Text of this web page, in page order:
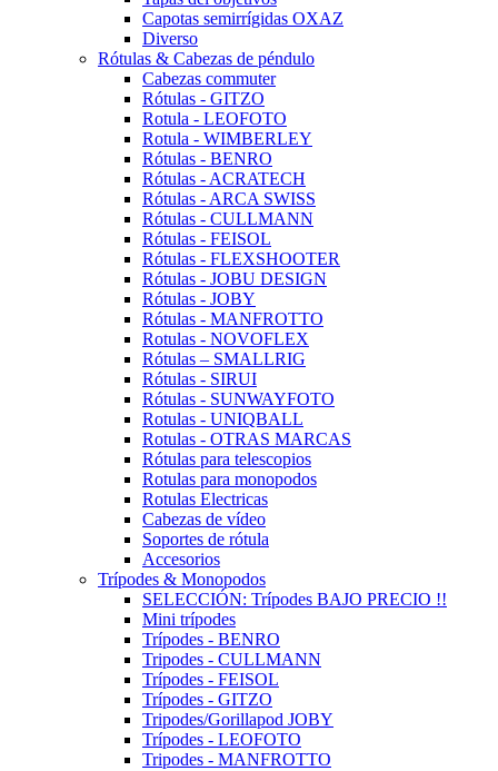
Capotas semirrígidas OXAZ
Diverso
Rótulas & Cabezas de péndulo
Cabezas commuter
Rótulas - GITZO
Rotula - LEOFOTO
Rotula - WIMBERLEY
Rótulas - BENRO
Rótulas - ACRATECH
Rótulas - ARCA SWISS
Rótulas - CULLMANN
Rótulas - FEISOL
Rótulas - FLEXSHOOTER
Rótulas - JOBU DESIGN
Rótulas - JOBY
Rótulas - MANFROTTO
Rotulas - NOVOFLEX
Rótulas – SMALLRIG
Rótulas - SIRUI
Rótulas - SUNWAYFOTO
Rotulas - UNIQBALL
Rotulas - OTRAS MARCAS
Rótulas para telescopios
Rotulas para monopodos
Rotulas Electricas
Cabezas de vídeo
Soportes de rótula
Accesorios
Trípodes & Monopodos
SELECCIÓN: Trípodes BAJO PRECIO !!
Mini trípodes
Trípodes - BENRO
Tripodes - CULLMANN
Trípodes - FEISOL
Trípodes - GITZO
Tripodes/Gorillapod JOBY
Trípodes - LEOFOTO
Tripodes - MANFROTTO